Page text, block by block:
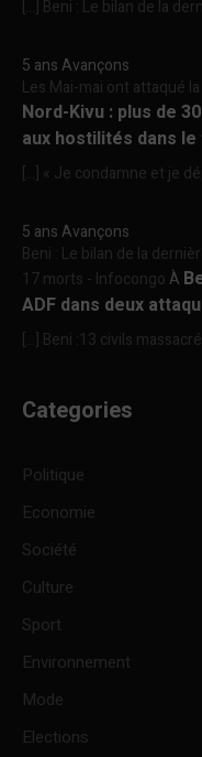
[…] Beni : Le bilan de la
5 ans Avançons
Les Mai-mai ont attaqué
Nord-Kivu : plus de
aux hostilités dans
[…] « Je condamne et je
5 ans Avançons
Beni : Le bilan de la
17 morts - InfocongoÀ
ADF dans deux
[…] Beni :13 civils
Categories
Politique
Economie
Société
Culture
Sport
Environnement
Mode
Elections